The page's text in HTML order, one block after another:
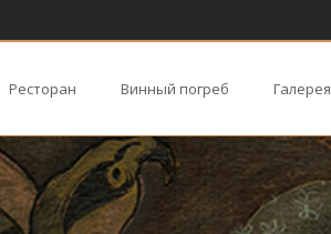
Ресторан Винный погреб Галерея